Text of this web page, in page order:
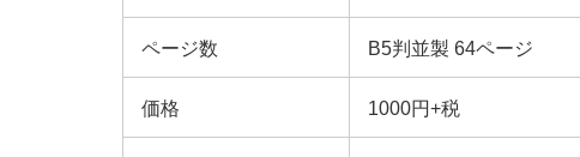
ページ数 B5判並製 64ページ
価格 1000円+税